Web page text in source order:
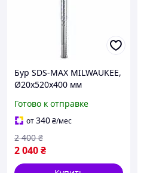
Бур SDS-MAX MILWAUKEE,
Ø20x520x400 мм
Готово к отправке
от340₴/мес
2 040₴
2 400 ₴